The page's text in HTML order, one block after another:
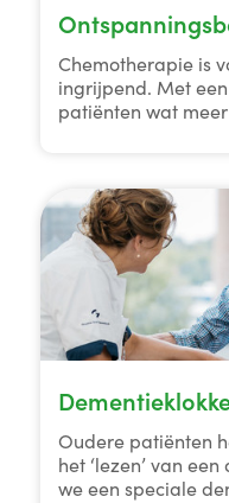
Chemotherapie is
ingrijpend. Met
patiënten wat
Oudere patiënten
het ‘lezen’ van
we een speciale